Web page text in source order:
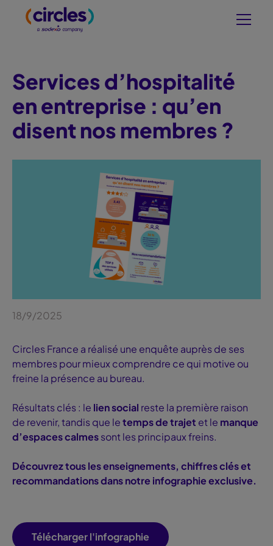
Services d’hospitalité
en entreprise : qu’en
disent nos membres ?
18/9/2025
Circles France a réalisé une enquête auprès de ses
membres pour mieux comprendre ce qui motive ou
freine la présence au bureau.
Résultats clés : le lien social reste la première raison
de revenir, tandis que letemps de trajet et le manque
d’espaces calmessont les principaux freins.
Découvrez tous les enseignements, chiffres clés et
recommandations dans notre infographie exclusive.
Télécharger l'infographie